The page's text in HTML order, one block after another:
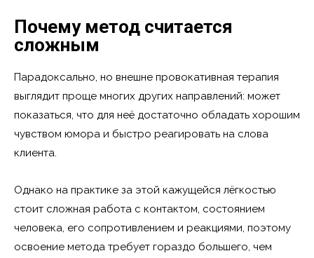
Почему метод считается
сложным
Парадоксально, но внешне провокативная терапия
выглядит проще многих других направлений: может
показаться, что для неё достаточно обладать хорошим
чувством юмора и быстро реагировать на слова
клиента.
Однако на практике за этой кажущейся лёгкостью
стоит сложная работа с контактом, состоянием
человека, его сопротивлением и реакциями, поэтому
освоение метода требует гораздо большего, чем